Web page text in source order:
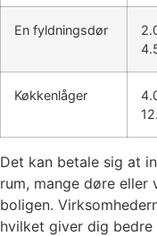
En fyldningsdør
Køkkenlåger
Det kan betale sig at
rum, mange døre eller
boligen.
hvilket giver dig